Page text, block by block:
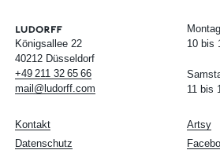
Königsallee 22
40212 Düsseldorf
+49 211 32 65 66
mail@ludorff.com
10 bis
11 bis
Artsy
Kontakt
Datenschutz